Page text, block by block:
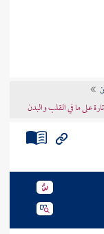
على ما في القلب والبدن